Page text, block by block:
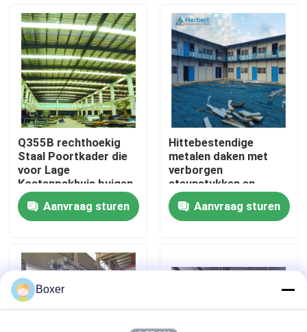
Ongeveer ons
Fabrieksreis
Kwaliteitscontrole
Contacteer ons
Nieuws
staal ruimtekaders
Q355B rechthoekig
Staal Poortkader die
voor Lage
Kostenpakhuis buigen
Aanvraag sturen
Hittebestendige
metalen daken met
verborgen
steunstukken en
isolatiepads
Aanvraag sturen
Boxer